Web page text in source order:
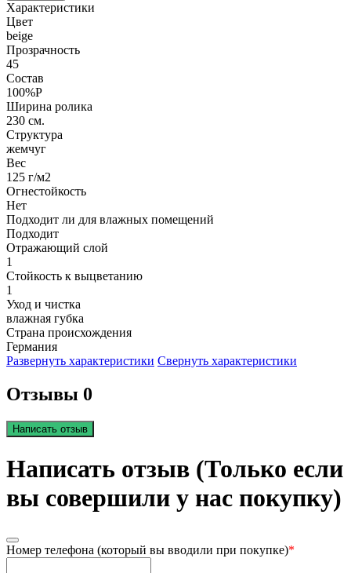
Характеристики
Цвет
beige
Прозрачность
45
Состав
100%P
Ширина ролика
230 см.
Структура
жемчуг
Вес
125 г/м2
Огнестойкость
Нет
Подходит ли для влажных помещений
Подходит
Отражающий слой
1
Стойкость к выцветанию
1
Уход и чистка
влажная губка
Страна происхождения
Германия
Развернуть характеристики Свернуть характеристики
Отзывы 0
Написать отзыв
Написать отзыв (Только если
вы совершили у нас покупку)
Номер телефона (который вы вводили при покупке)*